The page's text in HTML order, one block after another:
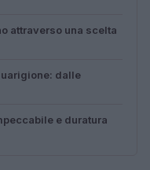
attraverso una scelta
dalle
e duratura